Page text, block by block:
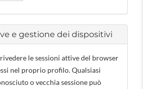
e gestione dei dispositivi
le sessioni attive del browser
nel proprio profilo. Qualsiasi
o vecchia sessione può